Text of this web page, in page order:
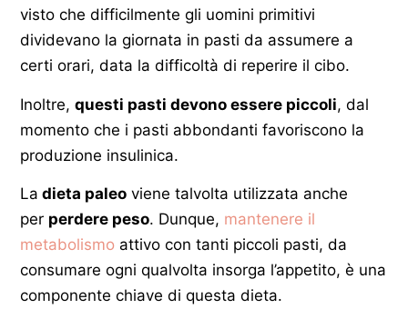
visto che difficilmente gli uomini primitivi
dividevano la giornata in pasti da assumere a
certi orari, data la difficoltà di reperire il cibo.
Inoltre, questi pasti devono essere piccoli, dal
momento che i pasti abbondanti favoriscono la
produzione insulinica.
La dieta paleo viene talvolta utilizzata anche
per perdere peso. Dunque, mantenere il
metabolismo attivo con tanti piccoli pasti, da
consumare ogni qualvolta insorga l’appetito, è una
componente chiave di questa dieta.